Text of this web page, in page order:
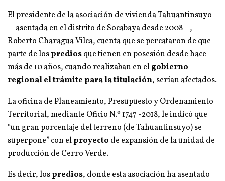
El presidente de la asociación de vivienda Tahuantinsuyo
—asentada en el distrito de Socabaya desde 2008—,
Roberto Charagua Vilca, cuenta que se percataron de que
parte de losprediosque tienen en posesión desde hace
más de 10 años, cuando realizaban en elgobierno
regional el trámite para la titulación, serían afectados.
La oficina de Planeamiento, Presupuesto y Ordenamiento
Territorial, mediante Oficio N.º 1747 -2018, le indicó que
“un gran porcentaje del terreno (de Tahuantinsuyo) se
superpone” con elproyecto de expansión de la unidad de
producción de Cerro Verde.
Es decir, lospredios, donde esta asociación ha asentado